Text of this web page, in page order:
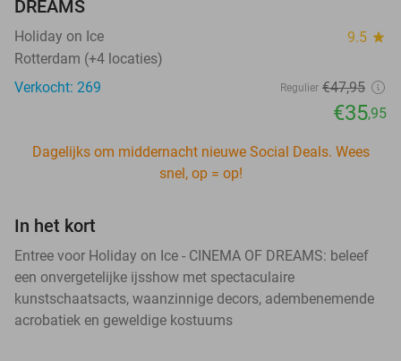
DREAMS
Holiday on Ice 9.5 star
Rotterdam (+4 locaties)
Verkocht: 269
Regulier €47,95
€35,95
Dagelijks om middernacht nieuwe Social Deals. Wees
snel, op = op!
In het kort
Entree voor Holiday on Ice - CINEMA OF DREAMS: beleef
een onvergetelijke ijsshow met spectaculaire
kunstschaatsacts, waanzinnige decors, adembenemende
acrobatiek en geweldige kostuums